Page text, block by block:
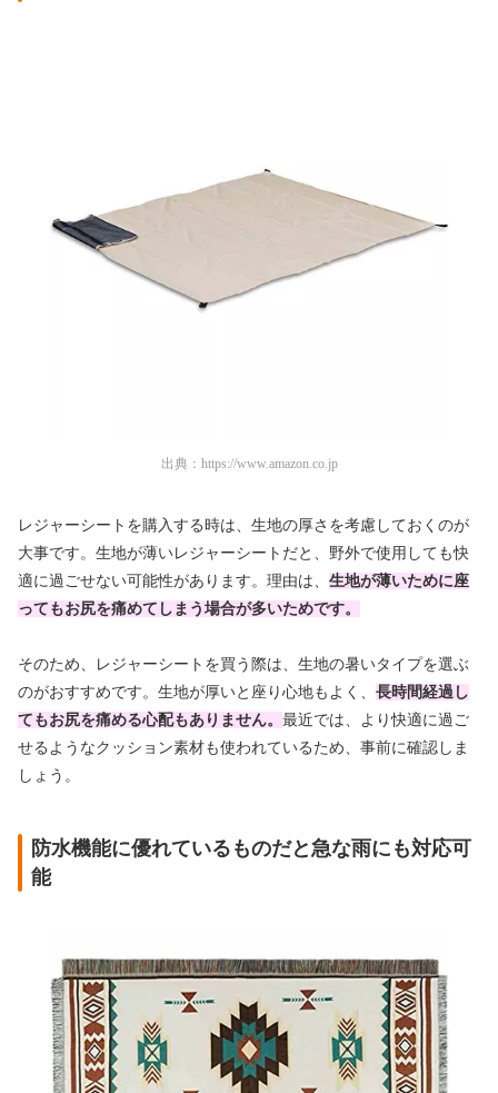
出典： https://www.amazon.co.jp
レジャーシートを購入する時は、生地の厚さを考慮しておくのが
大事です。生地が薄いレジャーシートだと、野外で使用しても快
適に過ごせない可能性があります。理由は、 生地が薄いために座
ってもお尻を痛めてしまう場合が多いためです。
そのため、レジャーシートを買う際は、生地の暑いタイプを選ぶ
のがおすすめです。生地が厚いと座り心地もよく、 長時間経過し
てもお尻を痛める心配もありません。 最近では、より快適に過ご
せるようなクッション素材も使われているため、事前に確認しま
しょう。
防水機能に優れているものだと急な雨にも対応可
能